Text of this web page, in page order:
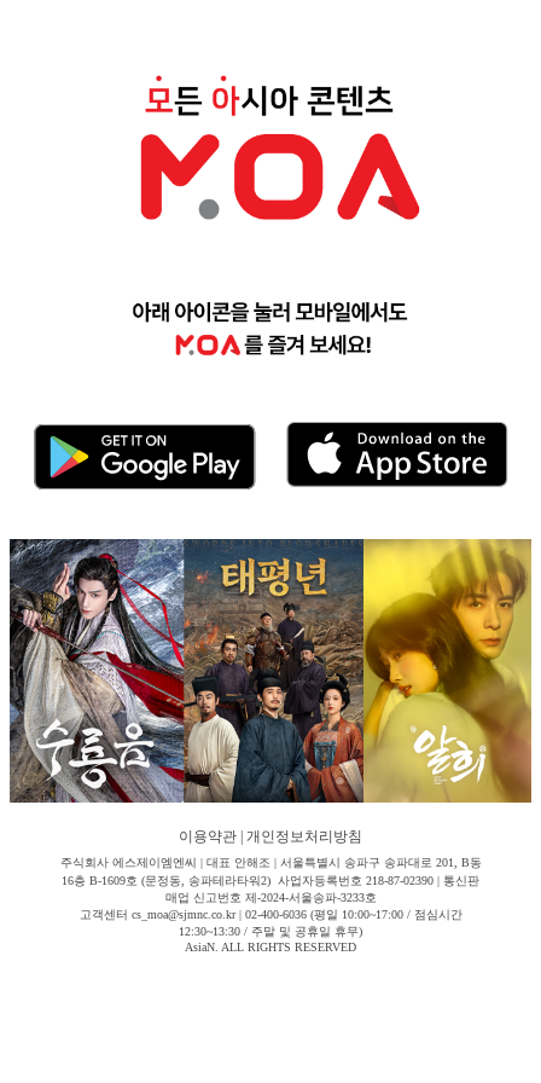
이용약관 개인정보처리방침
주식회사 에스제이엠엔씨 | 대표 안해조 | 서울특별시 송파구 송파대로 201, B동
16층 B-1609호 (문정동, 송파테라타워2) 사업자등록번호 218-87-02390 | 통신판
매업 신고번호 제-2024-서울송파-3233호
고객센터 cs_moa@sjmnc.co.kr | 02-400-6036 (평일 10:00~17:00 / 점심시간
12:30~13:30 / 주말 및 공휴일 휴무)
AsiaN. ALL RIGHTS RESERVED